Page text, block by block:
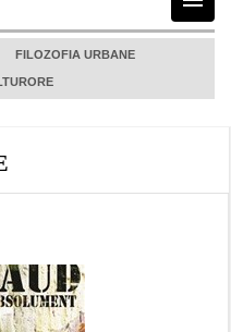
FILOZOFIA URBANE